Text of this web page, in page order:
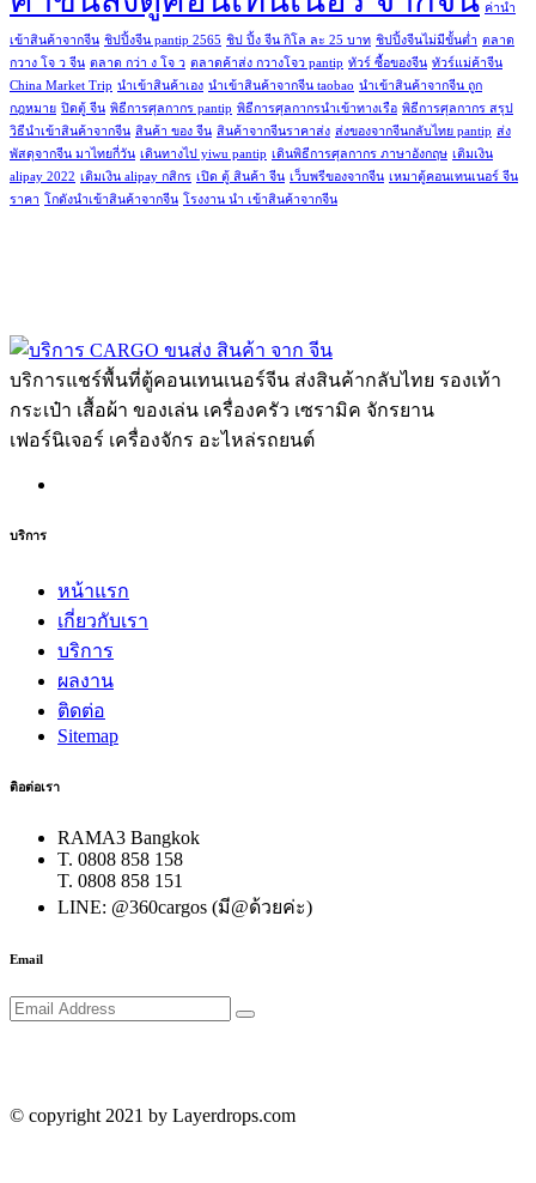
ค่านํา
เข้าสินค้าจากจีน ชิปปิ้งจีน pantip 2565 ชิป ปิ้ง จีน กิโล ละ 25 บาท ชิปปิ้งจีนไม่มีขั้นต่ำ ตลาด
กวาง โจ ว จีน ตลาด กว่า ง โจ ว ตลาดค้าส่ง กวางโจว pantip ทัวร์ ซื้อของจีน ทัวร์แม่ค้าจีน
China Market Trip นำเข้าสินค้าเอง นําเข้าสินค้าจากจีน taobao นําเข้าสินค้าจากจีน ถูก
กฎหมาย ปิดตู้ จีน พิธีการศุลกากร pantip พิธีการศุลกากรนำเข้าทางเรือ พิธีการศุลกากร สรุป
วิธีนําเข้าสินค้าจากจีน สินค้า ของ จีน สินค้าจากจีนราคาส่ง ส่งของจากจีนกลับไทย pantip ส่ง
พัสดุจากจีน มาไทยกี่วัน เดินทางไป yiwu pantip เดินพิธีการศุลกากร ภาษาอังกฤษ เติมเงิน
alipay 2022 เติมเงิน alipay กสิกร เปิด ตู้ สินค้า จีน เว็บพรีของจากจีน เหมาตู้คอนเทนเนอร์ จีน
ราคา โกดังนําเข้าสินค้าจากจีน โรงงาน นํา เข้าสินค้าจากจีน
บริการแชร์พื้นที่ตู้คอนเทนเนอร์จีน ส่งสินค้ากลับไทย รองเท้า
กระเป๋า เสื้อผ้า ของเล่น เครื่องครัว เซรามิค จักรยาน
เฟอร์นิเจอร์ เครื่องจักร อะไหล่รถยนต์
บริการ
หน้าแรก
เกี่ยวกับเรา
บริการ
ผลงาน
ติดต่อ
Sitemap
ติอต่อเรา
RAMA3 Bangkok
T. 0808 858 158
T. 0808 858 151
LINE: @360cargos (มี@ด้วยค่ะ)
Email
© copyright 2021 by Layerdrops.com